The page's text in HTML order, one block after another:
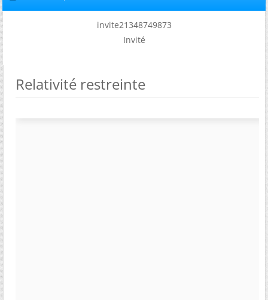
invite21348749873
Invité
Relativité restreinte